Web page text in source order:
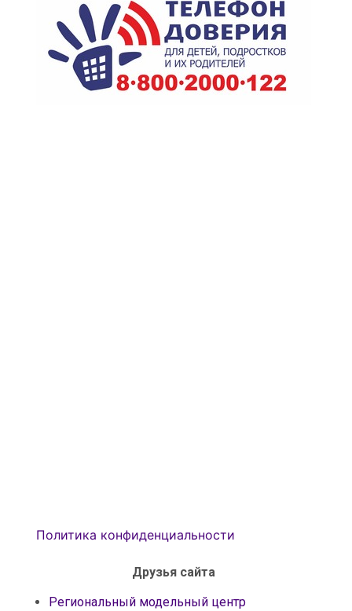
Политика конфиденциальности
Друзья сайта
Региональный модельный центр